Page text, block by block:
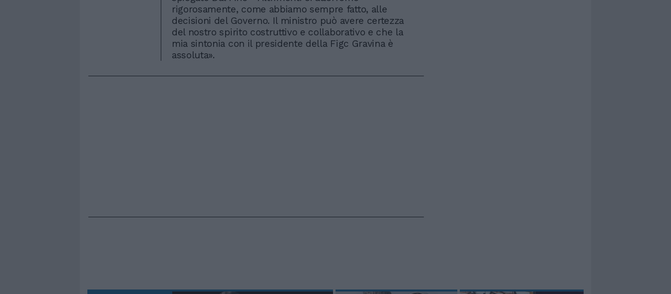
rigorosamente, come abbiamo sempre fatto, alle
decisioni del Governo. Il ministro può avere certezza
del nostro spirito costruttivo e collaborativo e che la
mia sintonia con il presidente della Figc Gravina è
assoluta».